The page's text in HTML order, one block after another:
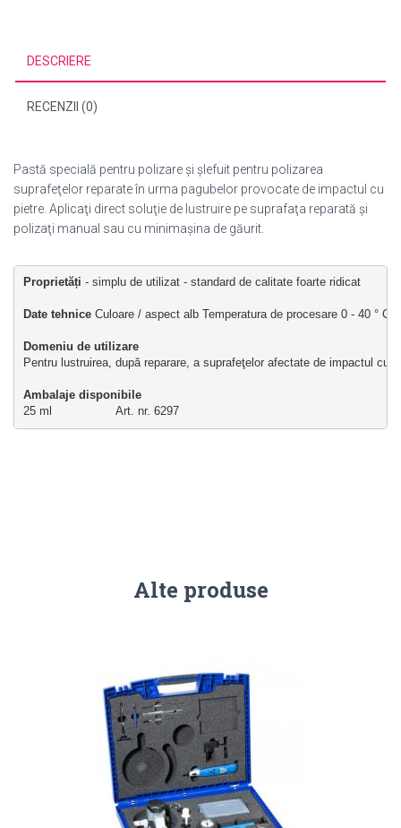
DESCRIERE
RECENZII (0)
Pastă specială pentru polizare şi şlefuit pentru polizarea
suprafeţelor reparate în urma pagubelor provocate de impactul cu
pietre. Aplicaţi direct soluţie de lustruire pe suprafaţa reparată şi
polizaţi manual sau cu minimaşina de găurit.
Proprietăți - simplu de utilizat - standard de calitate foarte ridicat
Date tehnice Culoare / aspect alb Temperatura de procesare 0 - 40 ° C
Domeniu de utilizare
Pentru lustruirea, după reparare, a suprafeţelor afectate de impactul cu
Ambalaje disponibile
25 ml                  Art. nr. 6297
Alte produse